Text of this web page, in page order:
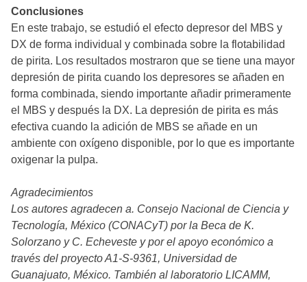
Conclusiones
En este trabajo, se estudió el efecto depresor del MBS y
DX de forma individual y combinada sobre la flotabilidad
de pirita. Los resultados mostraron que se tiene una mayor
depresión de pirita cuando los depresores se añaden en
forma combinada, siendo importante añadir primeramente
el MBS y después la DX. La depresión de pirita es más
efectiva cuando la adición de MBS se añade en un
ambiente con oxígeno disponible, por lo que es importante
oxigenar la pulpa.
Agradecimientos
Los autores agradecen a. Consejo Nacional de Ciencia y
Tecnología, México (CONACyT) por la Beca de K.
Solorzano y C. Echeveste y por el apoyo económico a
través del proyecto A1-S-9361, Universidad de
Guanajuato, México. También al laboratorio LICAMM,